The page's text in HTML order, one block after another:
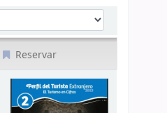
Reservar